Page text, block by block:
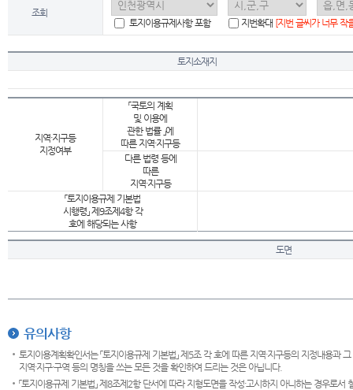
조회
토지이용규제사항 포함
지번확대 [지번 글씨가 너무 작
토지소재지
지역·지구등
지정여부
「국토의 계획
및 이용에
관한 법률 」에
따른 지역·지구등
다른 법령 등에
따른
지역·지구등
「토지이용규제 기본법
시행령」 제9조제4항 각
호에 해당되는 사항
도면
유의사항
토지이용계획확인서는 「토지이용규제 기본법」 제5조 각 호에 따른 지역·지구등의 지정내용
지역·지구·구역 등의 명칭을 쓰는 모든 것을 확인하여 드리는 것은 아닙니다.
「토지이용규제 기본법」 제8조제2항 단서에 따라 지형도면을 작성·고시하지 아니하는 경우로